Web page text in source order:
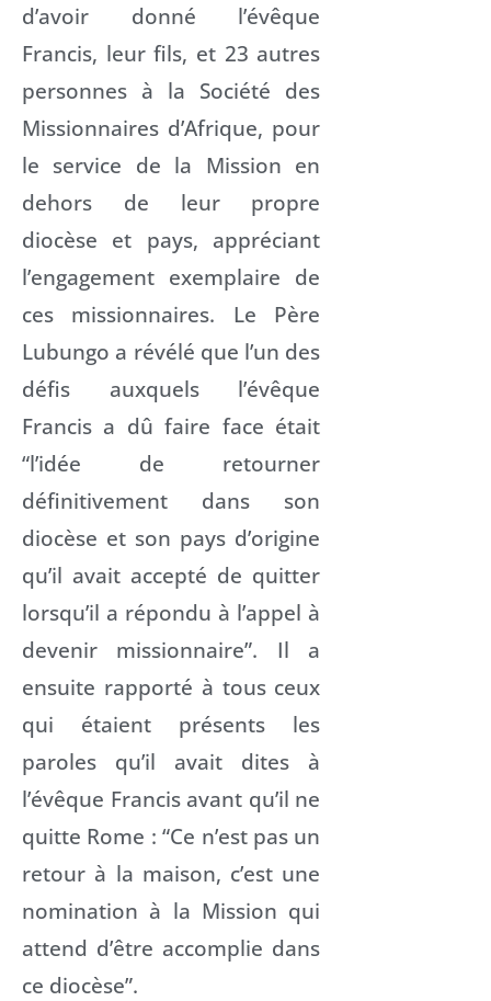
d’avoir donné l’évêque
Francis, leur fils, et 23 autres
personnes à la Société des
Missionnaires d’Afrique, pour
le service de la Mission en
dehors de leur propre
diocèse et pays, appréciant
l’engagement exemplaire de
ces missionnaires. Le Père
Lubungo a révélé que l’un des
défis auxquels l’évêque
Francis a dû faire face était
“l’idée de retourner
définitivement dans son
diocèse et son pays d’origine
qu’il avait accepté de quitter
lorsqu’il a répondu à l’appel à
devenir missionnaire”. Il a
ensuite rapporté à tous ceux
qui étaient présents les
paroles qu’il avait dites à
l’évêque Francis avant qu’il ne
quitte Rome : “Ce n’est pas un
retour à la maison, c’est une
nomination à la Mission qui
attend d’être accomplie dans
ce diocèse”.